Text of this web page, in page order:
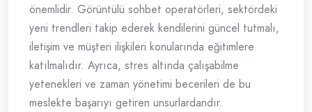
önemlidir. Görüntülü sohbet operatörleri, sektördeki
yeni trendleri takip ederek kendilerini güncel tutmalı,
iletişim ve müşteri ilişkileri konularında eğitimlere
katılmalıdır. Ayrıca, stres altında çalışabilme
yetenekleri ve zaman yönetimi becerileri de bu
meslekte başarıyı getiren unsurlardandır.